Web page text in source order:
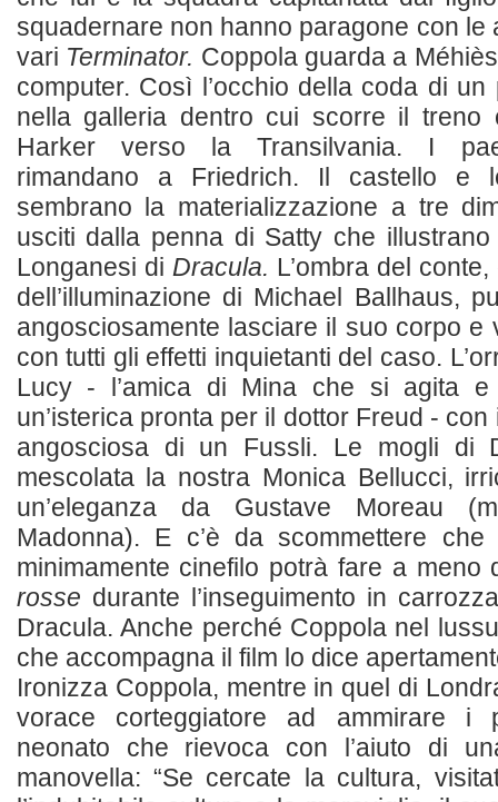
squadernare non hanno paragone con le
vari Terminator. Coppola guarda a
computer. Così l’occhio della coda di
nella galleria dentro cui scorre il treno
Harker verso la Transilvania. I
rimandano a Friedrich. Il castello e
sembrano la materializzazione a tre
usciti dalla penna di Satty che
Longanesi di Dracula. L’ombra del
dell’illuminazione di Michael Ballhaus,
angosciosamente lasciare il suo corpo e
con tutti gli effetti inquietanti del caso.
Lucy - l’amica di Mina che si agita e
un’isterica pronta per il dottor Freud -
angosciosa di un Fussli. Le mogli di
mescolata la nostra Monica Bellucci,
un’eleganza da Gustave Moreau
Madonna). E c’è da scommettere che
minimamente cinefilo potrà fare a meno
rosse durante l’inseguimento in
Dracula. Anche perché Coppola nel
che accompagna il film lo dice
Ironizza Coppola, mentre in quel di
vorace corteggiatore ad ammirare i
neonato che rievoca con l’aiuto di
manovella: “Se cercate la cultura,